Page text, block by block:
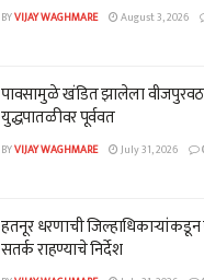
BYVIJAY WAGHMARE August 3, 2026
पावसामुळे खंडित झालेला
युद्धपातळीवर पूर्ववत
BYVIJAY WAGHMARE July 31, 2026
हतनूर धरणाची जिल्हाधिकाऱ्यांकडून
सतर्क राहण्याचे निर्देश